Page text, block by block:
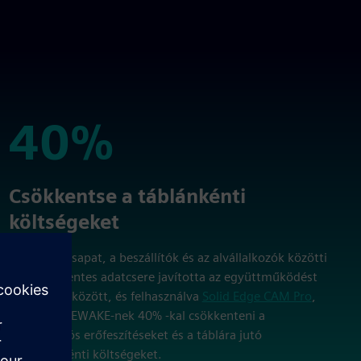
40%
40%
Csökkentse a táblánkénti
költségeket
A tervező csapat, a beszállítók és az alvállalkozók közötti
zökkenőmentes adatcsere javította az együttműködést
minden fél között, és felhasználva Solid Edge CAM Pro,
segített az EWAKE-nek 40% -kal csökkenteni a
koordinációs erőfeszítéseket és a táblára jutó
modellenkénti költségeket.